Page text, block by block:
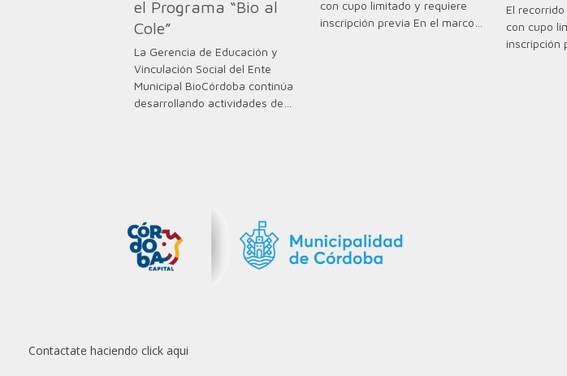
el Programa “Bio al
Cole”
La Gerencia de Educación y
Vinculación Social del Ente
Municipal BioCórdoba continúa
desarrollando actividades de…
con cupo limitado y requiere
inscripción previa En el marco…
El
con cupo
inscripción
Contactate haciendo click aqui